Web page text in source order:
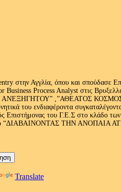
στην Αγγλία, όπου και σπούδασε
Business Process Analyst στις
,”ΑΘΕΑΤΟΣ
του ενδιαφέροντα
Επιστήμονας του Γ.Ε.Σ στο
“ΔΙΑΒΑΙΝΟΝΤΑΣ ΤΗΝ ΑΝΟΠΑΙΑ
Translate